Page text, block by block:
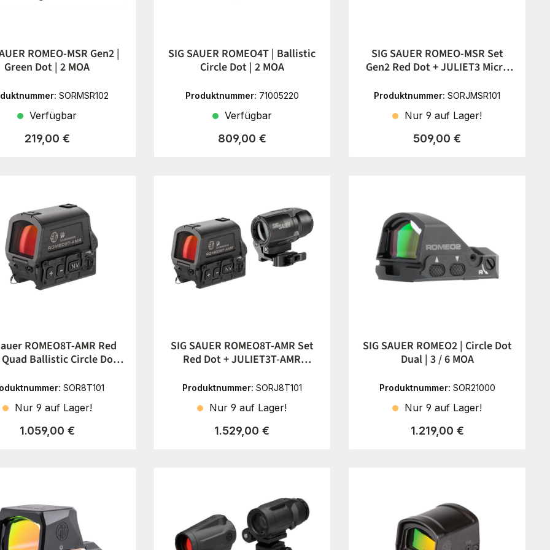
ROMEO-MSR Gen2 |
Green Dot | 2 MOA
SORMSR102
Verfügbar
Regulärer Preis:
219,00 €
SIG SAUER ROMEO4T | Ballistic
Circle Dot | 2 MOA
Produktnummer: 71005220
Verfügbar
Regulärer Preis:
809,00 €
SIG SAUER ROMEO-MSR Set
Gen2 Red Dot + JULIET3 Micro
Produktnummer:SORJMSR101
Nur 9 auf Lager!
Regulärer Preis:
509,00 €
ROMEO8T-AMR Red
Ballistic Circle Dot
SOR8T101
Nur 9 auf Lager!
Regulärer Preis:
1.059,00 €
SIG SAUER ROMEO8T-AMR Set
Red Dot + JULIET3T-AMR
Produktnummer: SORJ8T101
Nur 9 auf Lager!
Regulärer Preis:
1.529,00 €
SIG SAUER ROMEO2 | Circle Dot
Dual | 3 / 6 MOA
Produktnummer: SOR21000
Nur 9 auf Lager!
Regulärer Preis:
1.219,00 €